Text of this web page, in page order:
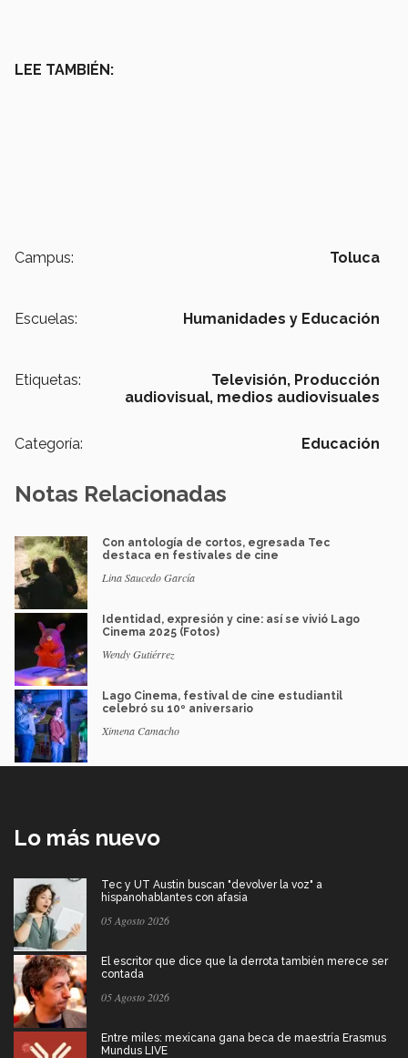
LEE TAMBIÉN:
Campus: Toluca
Escuelas: Humanidades y Educación
Etiquetas: Televisión, Producción
audiovisual, medios audiovisuales
Categoría: Educación
Notas Relacionadas
Con antología de cortos, egresada Tec
destaca en festivales de cine
Lina Saucedo García
Identidad, expresión y cine: así se vivió Lago
Cinema 2025 (Fotos)
Wendy Gutiérrez
Lago Cinema, festival de cine estudiantil
celebró su 10º aniversario
Ximena Camacho
Lo más nuevo
Tec y UT Austin buscan "devolver la voz" a
hispanohablantes con afasia
05 Agosto 2026
El escritor que dice que la derrota también merece ser
contada
05 Agosto 2026
Entre miles: mexicana gana beca de maestría Erasmus
Mundus LIVE